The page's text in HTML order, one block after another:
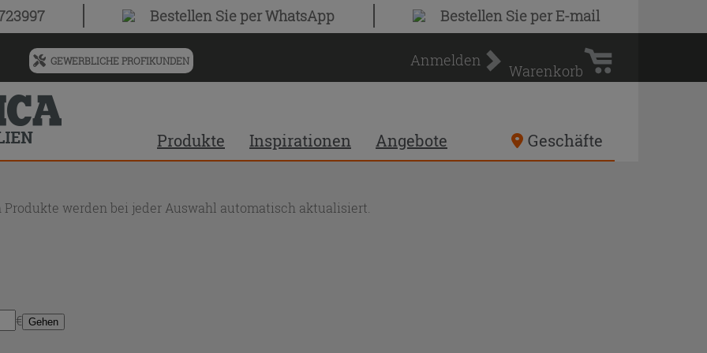
Bestellen Sieper WhatsApp Bestellen Sieper E-mail
Menü
vorgeschlagenen
Siteinhalt
und
Suchprotokoll
GEWERBLICHE PROFIKUNDEN Anmelden
Warenkorb
Warenkorb
Produkte Inspirationen Angebote Geschäfte
werden bei jeder Auswahl automatisch aktualisiert.
€ Gehen